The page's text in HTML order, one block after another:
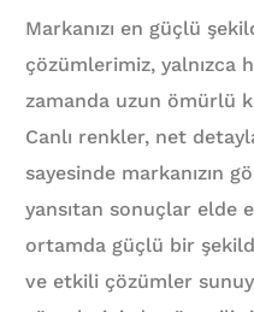
Markanızı en güçlü
çözümlerimiz, yalnızca
zamanda uzun ömürlü
Canlı renkler, net
sayesinde markanızın
yansıtan sonuçlar elde
ortamda güçlü bir
ve etkili çözümler